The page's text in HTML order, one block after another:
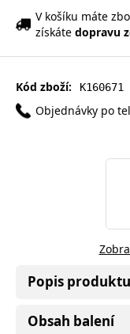
V košíku máte
získáte dopravu
Kód zboží: K160671
Objednávky po
Popis produktu
Obsah balení